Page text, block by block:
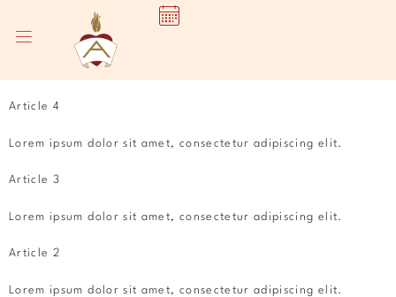
Article 4
Lorem ipsum dolor sit amet, consectetur adipiscing elit.
Article 3
Lorem ipsum dolor sit amet, consectetur adipiscing elit.
Article 2
Lorem ipsum dolor sit amet, consectetur adipiscing elit.